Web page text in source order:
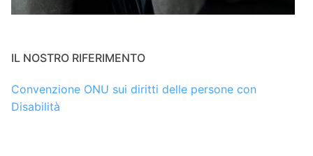
IL NOSTRO RIFERIMENTO
Convenzione ONU sui diritti delle persone con
Disabilità